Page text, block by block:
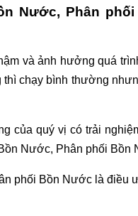
Nước, Phân phối
và ảnh hưởng quá
chạy bình thường
của quý vị có trải
Nước, Phân phối Bồn
phối Bồn Nước là điều